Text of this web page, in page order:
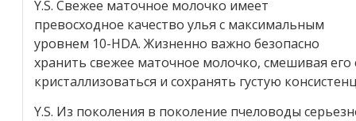
Y.S. Свежее маточное молочко имеет
превосходное качество улья с максимальным
уровнем 10-HDA. Жизненно важно безопасно
хранить свежее маточное молочко, смешивая
кристаллизоваться и сохранять густую
Y.S. Из поколения в поколение пчеловоды